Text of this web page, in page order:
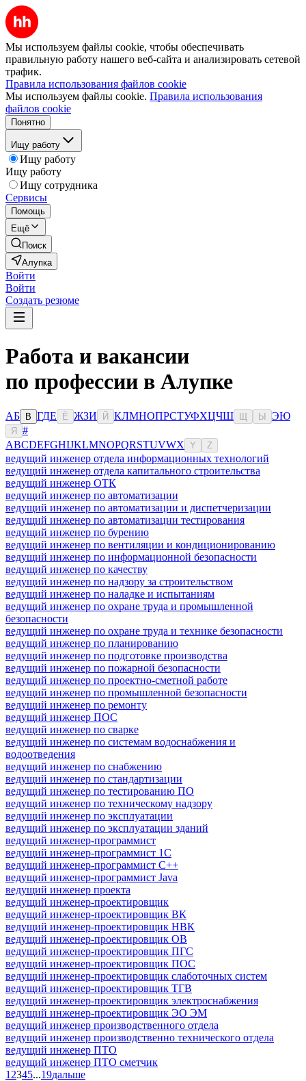
Мы используем файлы cookie, чтобы обеспечивать
правильную работу нашего веб-сайта и анализировать сетевой
трафик.
Правила использования файлов cookie
Мы используем файлы cookie. Правила использования
файлов cookie
Понятно
Ищу работу
Ищу работу
Ищу работу
Ищу сотрудника
Сервисы
Помощь
Ещё
Поиск
Алупка
Войти
Войти
Создать резюме
Работа и вакансии
по профессии в Алупке
АБ В ГДЕ Ё ЖЗИ Й КЛМНОПРСТУФХЦЧШ Ы ЭЮ
Я
#
ABCDEFGHIJKLMNOPQRSTUVWX Y Z
ведущий инженер отдела информационных технологий
ведущий инженер отдела капитального строительства
ведущий инженер ОТК
ведущий инженер по автоматизации
ведущий инженер по автоматизации и диспетчеризации
ведущий инженер по автоматизации тестирования
ведущий инженер по бурению
ведущий инженер по вентиляции и кондиционированию
ведущий инженер по информационной безопасности
ведущий инженер по качеству
ведущий инженер по надзору за строительством
ведущий инженер по наладке и испытаниям
ведущий инженер по охране труда и промышленной
безопасности
ведущий инженер по охране труда и технике безопасности
ведущий инженер по планированию
ведущий инженер по подготовке производства
ведущий инженер по пожарной безопасности
ведущий инженер по проектно-сметной работе
ведущий инженер по промышленной безопасности
ведущий инженер по ремонту
ведущий инженер ПОС
ведущий инженер по сварке
ведущий инженер по системам водоснабжения и
водоотведения
ведущий инженер по снабжению
ведущий инженер по стандартизации
ведущий инженер по тестированию ПО
ведущий инженер по техническому надзору
ведущий инженер по эксплуатации
ведущий инженер по эксплуатации зданий
ведущий инженер-программист
ведущий инженер-программист 1С
ведущий инженер-программист C++
ведущий инженер-программист Java
ведущий инженер проекта
ведущий инженер-проектировщик
ведущий инженер-проектировщик ВК
ведущий инженер-проектировщик НВК
ведущий инженер-проектировщик ОВ
ведущий инженер-проектировщик ПГС
ведущий инженер-проектировщик ПОС
ведущий инженер-проектировщик слаботочных систем
ведущий инженер-проектировщик ТГВ
ведущий инженер-проектировщик электроснабжения
ведущий инженер-проектировщик ЭО ЭМ
ведущий инженер производственного отдела
ведущий инженер производственно технического отдела
ведущий инженер ПТО
ведущий инженер ПТО сметчик
1 2345...19дальше